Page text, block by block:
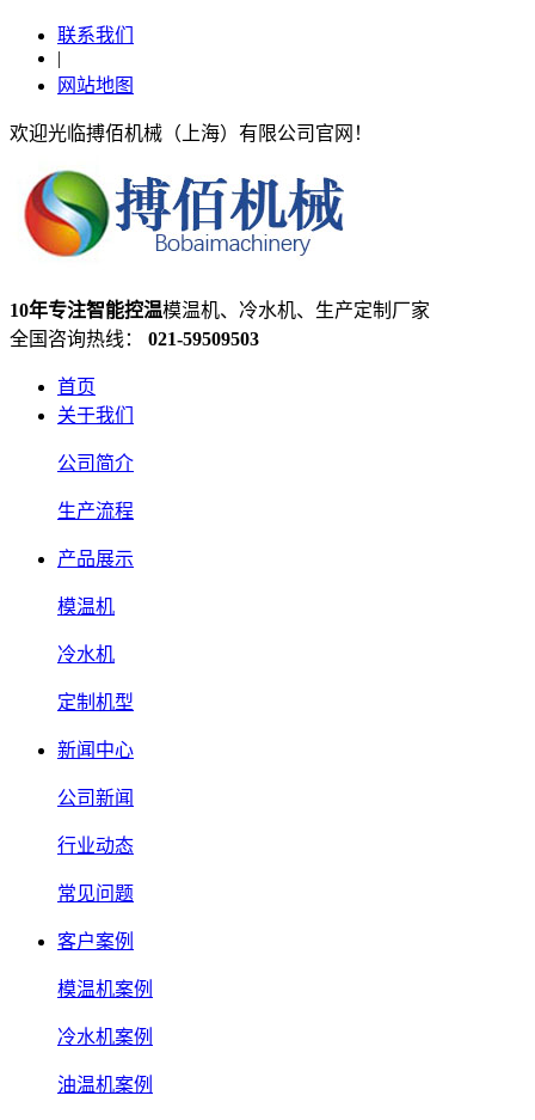
联系我们
|
网站地图
欢迎光临搏佰机械（上海）有限公司官网！
10年专注智能控温模温机、冷水机、生产定制厂家
全国咨询热线： 021-59509503
首页
关于我们
公司简介
生产流程
产品展示
模温机
冷水机
定制机型
新闻中心
公司新闻
行业动态
常见问题
客户案例
模温机案例
冷水机案例
油温机案例